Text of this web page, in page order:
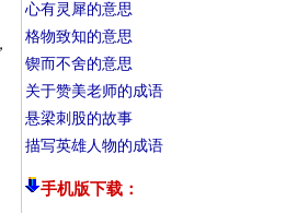
心有灵犀的意思
格物致知的意思
锲而不舍的意思
关于赞美老师的成语
悬梁刺股的故事
描写英雄人物的成语
手机版下载：